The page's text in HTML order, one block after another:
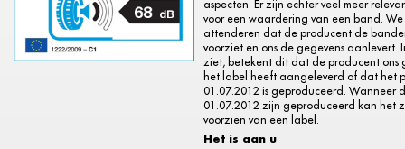
aspecten. Er zijn echter veel meer
voor een waardering van een band.
attenderen dat de producent de
voorziet en ons de gegevens aanlevert.
ziet, betekent dit dat de producent ons
het label heeft aangeleverd of dat het
01.07.2012 is geproduceerd. Wanneer
01.07.2012 zijn geproduceerd kan het
voorzien van een label.
Het is aan u